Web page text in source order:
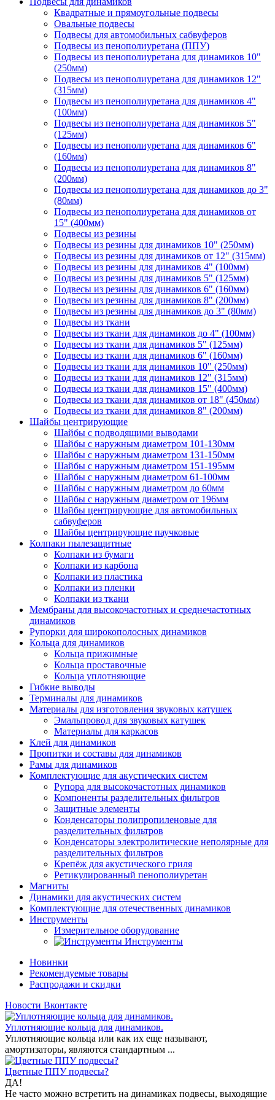
Квадратные и прямоугольные подвесы
Овальные подвесы
Подвесы для автомобильных сабвуферов
Подвесы из пенополиуретана (ППУ)
Подвесы из пенополиуретана для динамиков 10"
(250мм)
Подвесы из пенополиуретана для динамиков 12"
(315мм)
Подвесы из пенополиуретана для динамиков 4"
(100мм)
Подвесы из пенополиуретана для динамиков 5"
(125мм)
Подвесы из пенополиуретана для динамиков 6"
(160мм)
Подвесы из пенополиуретана для динамиков 8"
(200мм)
Подвесы из пенополиуретана для динамиков до 3"
(80мм)
Подвесы из пенополиуретана для динамиков от
15" (400мм)
Подвесы из резины
Подвесы из резины для динамиков 10" (250мм)
Подвесы из резины для динамиков от 12" (315мм)
Подвесы из резины для динамиков 4" (100мм)
Подвесы из резины для динамиков 5" (125мм)
Подвесы из резины для динамиков 6" (160мм)
Подвесы из резины для динамиков 8" (200мм)
Подвесы из резины для динамиков до 3" (80мм)
Подвесы из ткани
Подвесы из ткани для динамиков до 4" (100мм)
Подвесы из ткани для динамиков 5" (125мм)
Подвесы из ткани для динамиков 6" (160мм)
Подвесы из ткани для динамиков 10" (250мм)
Подвесы из ткани для динамиков 12" (315мм)
Подвесы из ткани для динамиков 15" (400мм)
Подвесы из ткани для динамиков от 18" (450мм)
Подвесы из ткани для динамиков 8" (200мм)
Шайбы центрирующие
Шайбы с подводящими выводами
Шайбы с наружным диаметром 101-130мм
Шайбы с наружным диаметром 131-150мм
Шайбы с наружным диаметром 151-195мм
Шайбы с наружным диаметром 61-100мм
Шайбы с наружным диаметром до 60мм
Шайбы с наружным диаметром от 196мм
Шайбы центрирующие для автомобильных
сабвуферов
Шайбы центрирующие паучковые
Колпаки пылезащитные
Колпаки из бумаги
Колпаки из карбона
Колпаки из пластика
Колпаки из пленки
Колпаки из ткани
Мембраны для высокочастотных и среднечастотных
динамиков
Рупорки для широкополосных динамиков
Кольца для динамиков
Кольца прижимные
Кольца проставочные
Кольца уплотняющие
Гибкие выводы
Терминалы для динамиков
Материалы для изготовления звуковых катушек
Эмальпровод для звуковых катушек
Материалы для каркасов
Клей для динамиков
Пропитки и составы для динамиков
Рамы для динамиков
Комплектующие для акустических систем
Рупора для высокочастотных динамиков
Компоненты разделительных фильтров
Защитные элементы
Конденсаторы полипропиленовые для
разделительных фильтров
Конденсаторы электролитические неполярные для
разделительных фильтров
Крепёж для акустического гриля
Ретикулированный пенополиуретан
Магниты
Динамики для акустических систем
Комплектующие для отечественных динамиков
Инструменты
Измерительное оборудование
Инструменты
Новинки
Рекомендуемые товары
Распродажи и скидки
Новости Вконтакте
Уплотняющие кольца для динамиков.
Уплотняющие кольца или как их еще называют,
амортизаторы, являются стандартным ...
Цветные ППУ подвесы?
ДА!
Не часто можно встретить на динамиках подвесы, выходящие